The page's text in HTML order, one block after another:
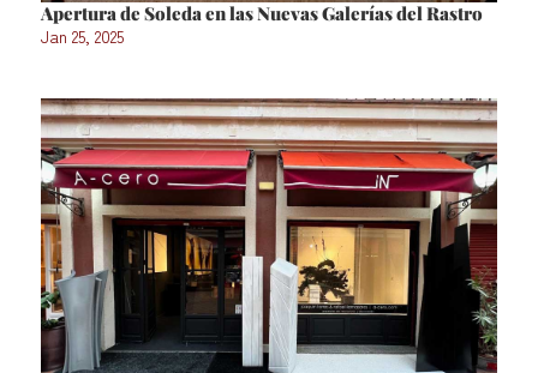
Apertura de Soleda en las Nuevas Galerías del Rastro
Jan 25, 2025